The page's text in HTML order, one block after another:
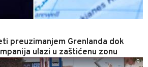
preuzimanjem Grenlanda dok
ulazi u zaštićenu zonu
0